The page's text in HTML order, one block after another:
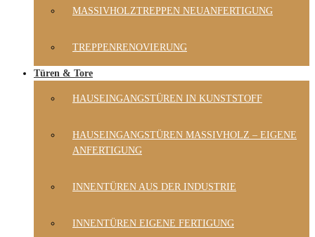
MASSIVHOLZTREPPEN NEUANFERTIGUNG
TREPPENRENOVIERUNG
Türen & Tore
HAUSEINGANGSTÜREN IN KUNSTSTOFF
HAUSEINGANGSTÜREN MASSIVHOLZ – EIGENE
ANFERTIGUNG
INNENTÜREN AUS DER INDUSTRIE
INNENTÜREN EIGENE FERTIGUNG